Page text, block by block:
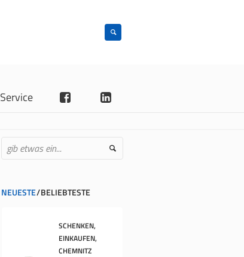
Service
NEUESTE BELIEBTESTE
SCHENKEN,
EINKAUFEN,
CHEMNITZ